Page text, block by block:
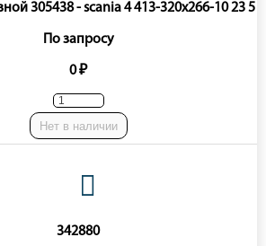
305438 - scania 4 413-320x266-10 23 5
По запросу
0 ₽
Нет в наличии
342880